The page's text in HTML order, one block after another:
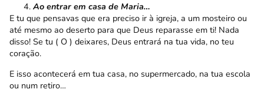
Ao entrar em casa de Maria…
E tu que pensavas que era preciso ir à igreja, a um mosteiro ou
até mesmo ao deserto para que Deus reparasse em ti! Nada
disso! Se tu ( O ) deixares, Deus entrará na tua vida, no teu
coração.
E isso acontecerá em tua casa, no supermercado, na tua escola
ou num retiro…